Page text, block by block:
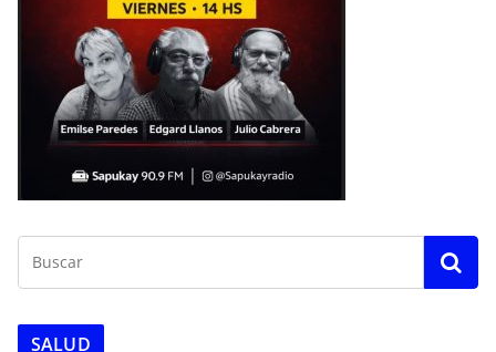
SALUD